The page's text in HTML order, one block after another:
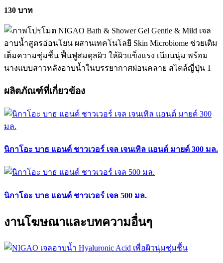
130 บาท
ผลิตภัณฑ์ที่เกี่ยวข้อง
นิกาโอะ บาธ แอนด์ ชาวเวอร์ เจล เจนเทิล แอนด์ มายด์ 300 มล.
นิกาโอะ บาธ แอนด์ ชาวเวอร์ เจล 500 มล.
งานโฆษณาและบทความอื่นๆ